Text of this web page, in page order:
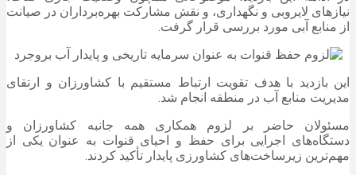
نیازهای لایروبی و نگهداری، و نقش مشارکت بهره‌برداران در صیانت
از منابع آبی مورد بررسی قرار گرفت.
این بازدید با هدف تقویت ارتباط مستقیم با کشاورزان و ارتقای
مدیریت منابع آب در منطقه انجام شد.
مسئولان حاضر بر لزوم همکاری همه جانبه کشاورزان و
دستگاه‌های اجرایی برای حفظ و احیای قنوات به عنوان یکی از
مهم‌ترین زیرساخت‌های کشاورزی پایدار تأکید کردند.